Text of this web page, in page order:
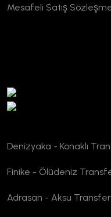
Mesafeli Satış
Denizyaka - Konaklı
Finike - Ölüdeniz
Adrasan - Aksu Transfer